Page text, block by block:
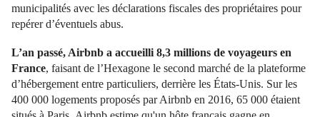
municipalités avec les déclarations fiscales des propriétaires pour
repérer d’éventuels abus.
L’an passé, Airbnb a accueilli 8,3 millions de voyageurs en
France, faisant de l’Hexagone le second marché de la plateforme
d’hébergement entre particuliers, derrière les États-Unis. Sur les
400 000 logements proposés par Airbnb en 2016, 65 000 étaient